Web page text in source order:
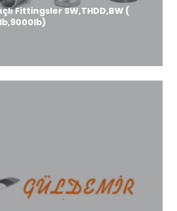
Fittingsler SW,THDD,BW (